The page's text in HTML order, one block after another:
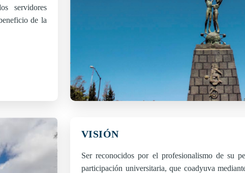
servidores
de la
VISIÓN
Ser reconocidos por el profesionalismo de su
participación universitaria, que coadyuva